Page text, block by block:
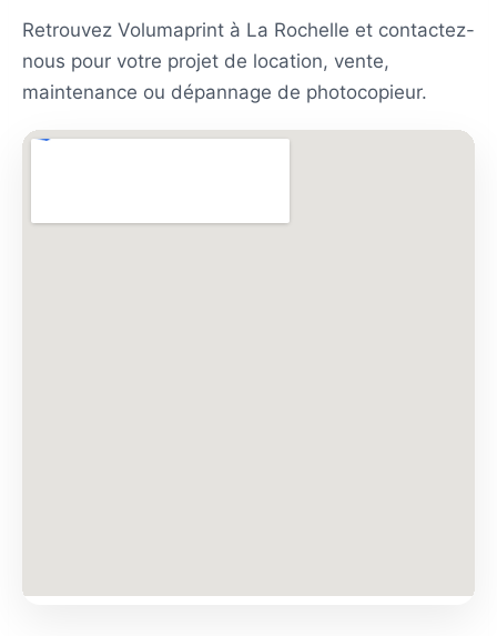
Retrouvez Volumaprint à La Rochelle et contactez-
nous pour votre projet de location, vente,
maintenance ou dépannage de photocopieur.